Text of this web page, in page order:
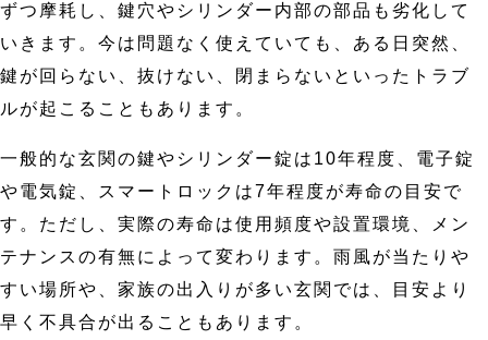
ずつ摩耗し、鍵穴やシリンダー内部の部品も劣化して
いきます。今は問題なく使えていても、ある日突然、
鍵が回らない、抜けない、閉まらないといったトラブ
ルが起こることもあります。
一般的な玄関の鍵やシリンダー錠は10年程度、電子錠
や電気錠、スマートロックは7年程度が寿命の目安で
す。ただし、実際の寿命は使用頻度や設置環境、メン
テナンスの有無によって変わります。雨風が当たりや
すい場所や、家族の出入りが多い玄関では、目安より
早く不具合が出ることもあります。